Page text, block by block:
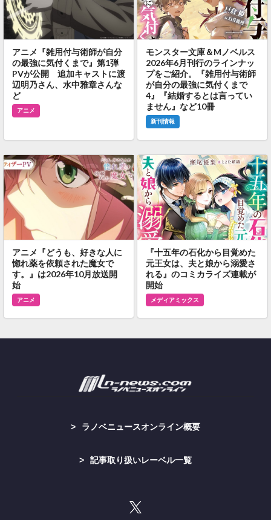
アニメ『雑用付与術師が自分
の最強に気付くまで』第1弾
PVが公開 追加キャストに渡
辺明乃さん、水中雅章さんな
ど
アニメ
モンスター文庫＆Mノベルス
2026年6月刊行のラインナッ
プをご紹介。『雑用付与術師
が自分の最強に気付くまで
4』『結婚するとは言ってい
ません』など10冊
新刊情報
アニメ『どうも、好きな人に
惚れ薬を依頼された魔女で
す。』は2026年10月放送開
始
アニメ
『十五年の石化から目覚めた
元王女は、夫と娘から溺愛さ
れる』のコミカライズ連載が
開始
メディアミックス
ラノベニュースオンライン概要
記事取り扱いレーベル一覧